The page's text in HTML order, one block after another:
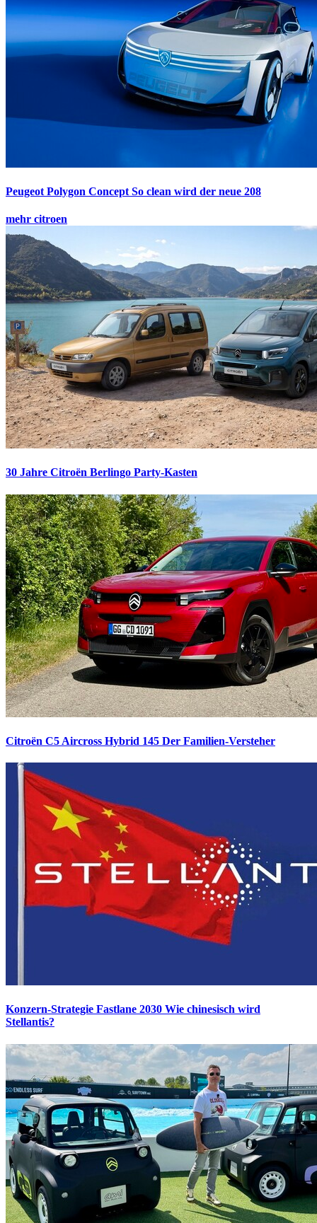
Peugeot Polygon Concept So clean wird der neue 208
mehr citroen
30 Jahre Citroën Berlingo Party-Kasten
Citroën C5 Aircross Hybrid 145 Der Familien-Versteher
Konzern-Strategie Fastlane 2030 Wie chinesisch wird
Stellantis?